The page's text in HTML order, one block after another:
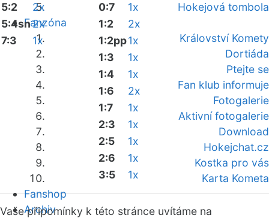
Hokejová tombola
Fanzóna
Království Komety
Dortiáda
Ptejte se
Fan klub informuje
Fotogalerie
Aktivní fotogalerie
Download
Hokejchat.cz
Kostka pro vás
Karta Kometa
Fanshop
Archiv
5:2
2x
5:4sn2x
7:3
1x
0:7
1x
1:2
2x
1:2pp1x
1:3
1x
1:4
1x
1:6
2x
1:7
1x
2:3
1x
2:5
1x
2:6
1x
3:5
1x
Vaše připomínky k této stránce uvítáme na